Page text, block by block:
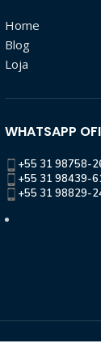
Home
Blog
Loja
WHATSAPP
+55 31 98758-
+55 31 98439-
+55 31 98829-